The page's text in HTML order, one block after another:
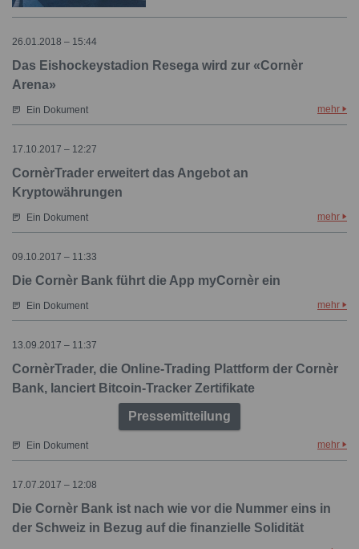
26.01.2018 – 15:44
Das Eishockeystadion Resega wird zur «Cornèr
Arena»
Ein Dokument mehr
17.10.2017 – 12:27
CornèrTrader erweitert das Angebot an
Kryptowährungen
Ein Dokument mehr
09.10.2017 – 11:33
Die Cornèr Bank führt die App myCornèr ein
Ein Dokument mehr
13.09.2017 – 11:37
CornèrTrader, die Online-Trading Plattform der Cornèr
Bank, lanciert Bitcoin-Tracker Zertifikate
Pressemitteilung
Ein Dokument mehr
17.07.2017 – 12:08
Die Cornèr Bank ist nach wie vor die Nummer eins in
der Schweiz in Bezug auf die finanzielle Solidität